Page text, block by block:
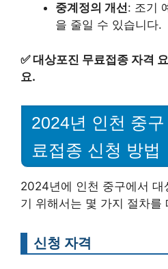
중계정의 개선: 조기
을 줄일 수 있습니다.
✅대상포진 무료접종 자격
요.
2024년 인천 중
료접종 신청 방법
2024년에 인천 중구에서 대
기 위해서는 몇 가지 절차를
신청 자격